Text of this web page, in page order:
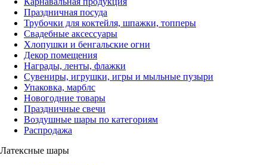
Праздничная посуда
Трубочки для коктейля, шпажки, топперы
Свадебные аксессуары
Хлопушки и бенгальские огни
Декор помещения
Награды, ленты, флажки
Сувениры, игрушки, игры и мыльные пузыри
Упаковка, марблс
Новогодние товары
Праздничные свечи
Воздушные шары по категориям
Распродажа
Латексные шары